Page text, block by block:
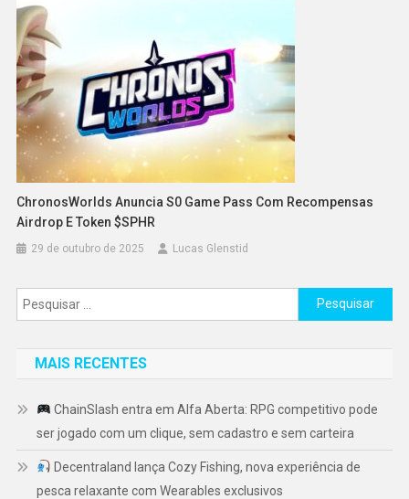
ChronosWorlds Anuncia S0 Game Pass Com Recompensas
Airdrop E Token $SPHR
29 de outubro de 2025 Lucas Glenstid
Pesquisar
por:
MAIS RECENTES
ChainSlash entra em Alfa Aberta: RPG competitivo pode
ser jogado com um clique, sem cadastro e sem carteira
Decentraland lança Cozy Fishing, nova experiência de
pesca relaxante com Wearables exclusivos